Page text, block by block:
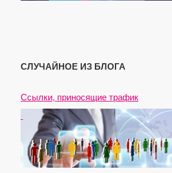
СЛУЧАЙНОЕ ИЗ БЛОГА
Ссылки, приносящие трафик